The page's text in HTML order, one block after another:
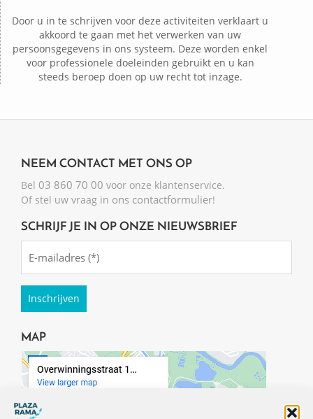
Door u in te schrijven voor deze activiteiten verklaart u
akkoord te gaan met het verwerken van uw
persoonsgegevens in ons systeem. Deze worden enkel
voor professionele doeleinden gebruikt en u kan
steeds beroep doen op uw recht tot inzage.
NEEM CONTACT MET ONS OP
Bel 03 860 70 00 voor onze klantenservice.
Of stel uw vraag in ons contactformulier!
SCHRIJF JE IN OP ONZE NIEUWSBRIEF
(Required)
MAP